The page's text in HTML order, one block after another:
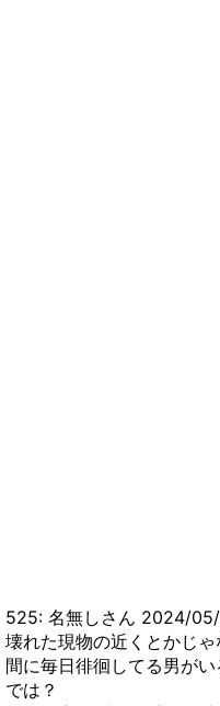
525: 名無しさん 2024/
壊れた現物の近くとかじ
間に毎日徘徊してる男が
では？